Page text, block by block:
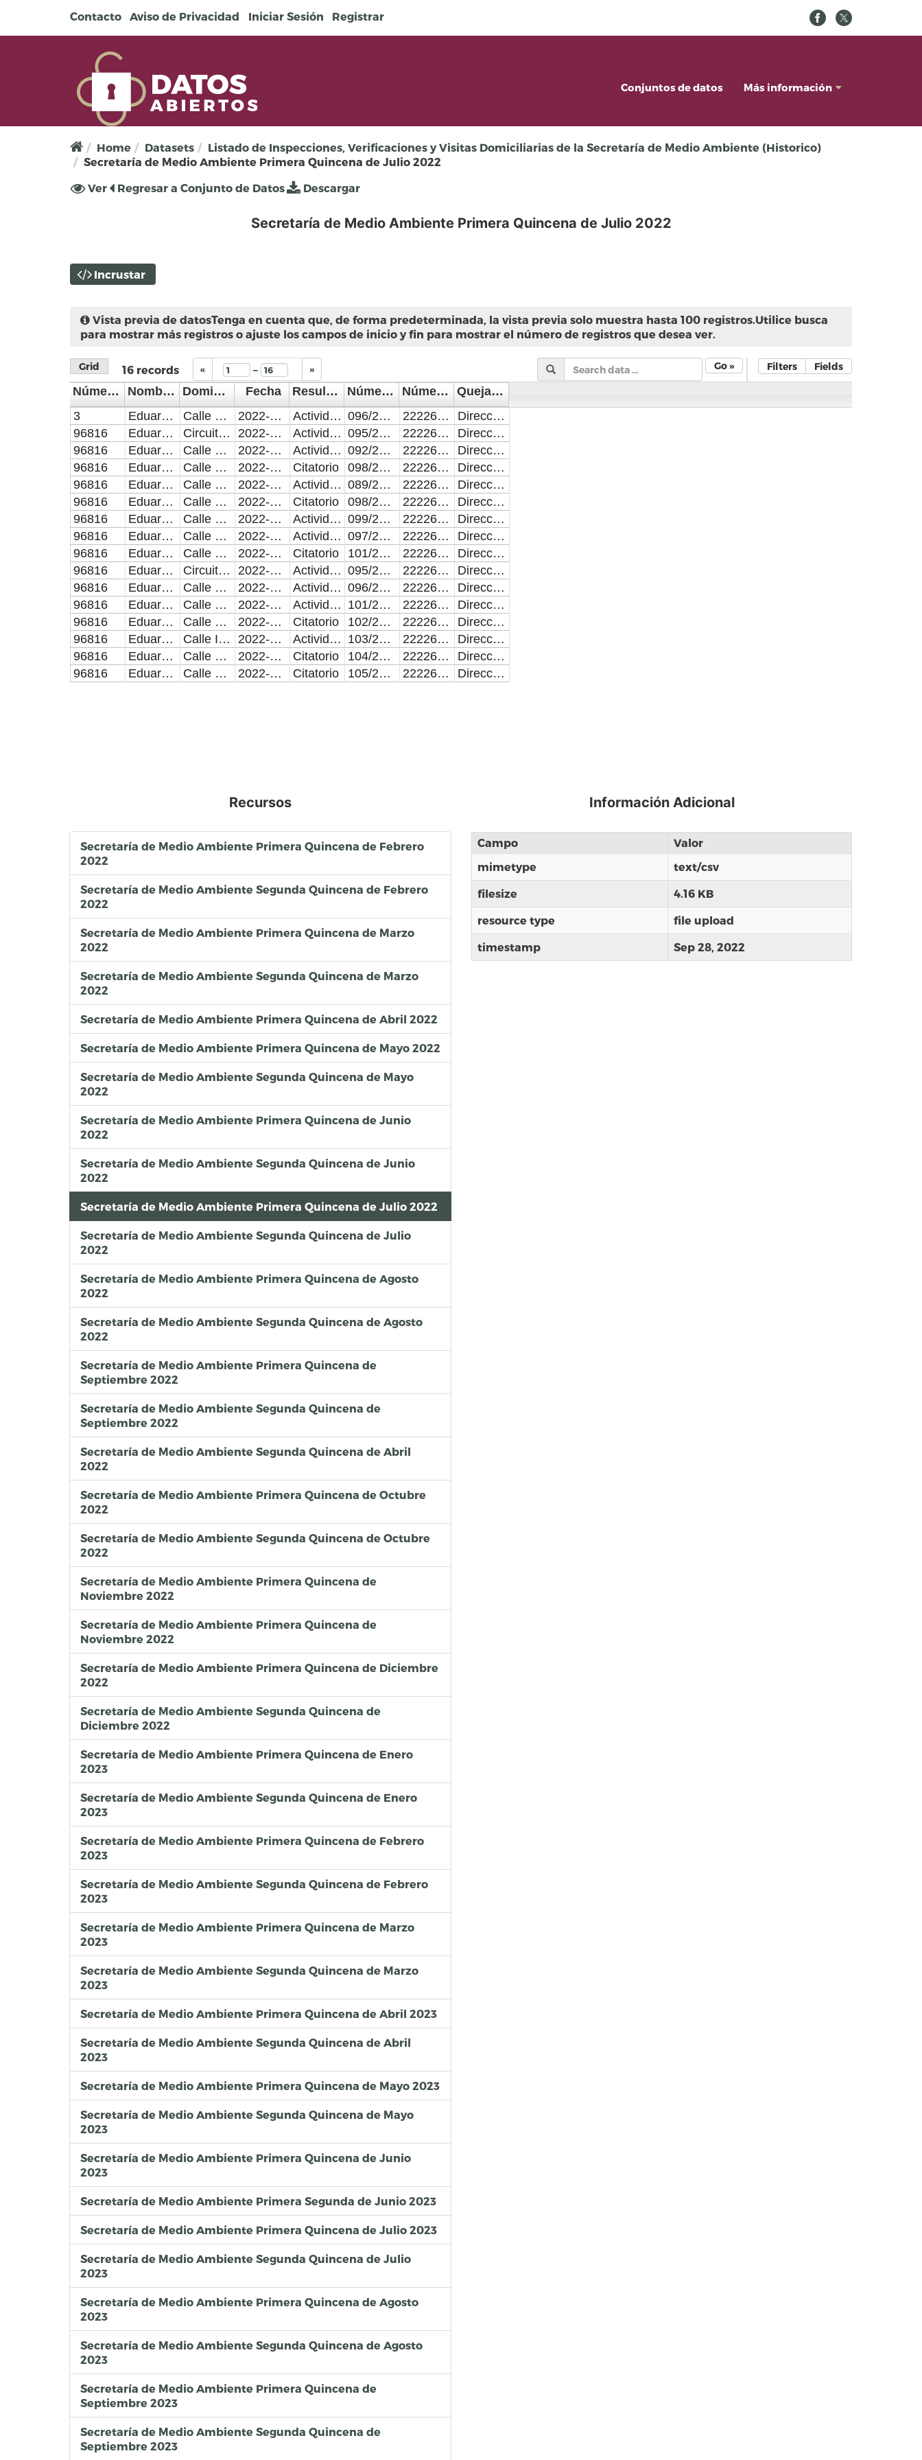
Contacto Aviso de Privacidad Iniciar Sesión Registrar
Conjuntos de datos Más información
Home Datasets
Listado de Inspecciones, Verificaciones y Visitas Domiciliarias de la Secretaría de Medio Ambiente (Historico)
Secretaría de Medio Ambiente Primera Quincena de Julio 2022
Solapas principales
Ver (solapa
Regresar a Conjunto de Datos Descargar
Secretaría de Medio Ambiente Primera Quincena de Julio 2022
Incrustar
Vista previa de datosTenga en cuenta que, de forma predeterminada, la vista previa solo muestra hasta 100 registros.Utilice busca
para mostrar más registros o ajuste los campos de inicio y fin para mostrar el número de registros que desea ver.
Grid 16 records « – » Filters Fields
Go »
Número de Control Nombre del Supervisor/Verificador Domicilio de la visita Fecha Resultado de la Inspección, Verificación o Visita Domiciliaria Número de folio del documento entregado Número telefónico del servidor público encargado de ordenar la supervisión.
Quejas y denuncias Dirección de Investigación y Recursos. Dirección y teléfono.
3
Eduardo Rodríguez López Calle Septima Cerrada número 28, Colonia La Giralda. 2022-07-01 Actividades administrativas 096/2022 2222643251
Dirección: 2 Sur 3906. Segundo piso, Colonia Carmen Huexotitla, Tel: 222 309 46 00x7007
96816
Eduardo Rodríguez López Circuito Juan Pablo II número 2407, Colonia La Hacienda. 2022-07-01 Actividades administrativas 095/2022 2222643251
Dirección: 2 Sur 3906. Segundo piso, Colonia Carmen Huexotitla, Tel: 222 309 46 00x7007
96816
Eduardo Rodríguez López Calle Luna número 7, Colonia Lares de San Alfonso. 2022-07-04 Actividades administrativas 092/2022 2222643251
Dirección: 2 Sur 3906. Segundo piso, Colonia Carmen Huexotitla, Tel: 222 309 46 00x7007
96816
Eduardo Rodríguez López Calle Santa Isabel, Edificio 6, Departamento 2, Colonia Santa Isabel Castillotla. 2022-07-05 Citatorio 098/2022 2222643251
Dirección: 2 Sur 3906. Segundo piso, Colonia Carmen Huexotitla, Tel: 222 309 46 00x7007
96816
Eduardo Rodríguez López Calle 15 Oriente número 2006-5, Colonia Azcarate. 2022-07-06 Actividades administrativas 089/2022 2222643251
Dirección: 2 Sur 3906. Segundo piso, Colonia Carmen Huexotitla, Tel: 222 309 46 00x7007
96816
Eduardo Rodríguez López Calle Santa Isabel, Edificio 6, Departamento 2, Colonia Santa Isabel Castillotla. 2022-07-06 Citatorio 098/2022 2222643251
Dirección: 2 Sur 3906. Segundo piso, Colonia Carmen Huexotitla, Tel: 222 309 46 00x7007
96816
Eduardo Rodríguez López Calle 25 Poniente número 2911-108, Colonia Santa Cruz Los Angeles. 2022-07-06 Actividades administrativas 099/2022 2222643251
Dirección: 2 Sur 3906. Segundo piso, Colonia Carmen Huexotitla, Tel: 222 309 46 00x7007
96816
Eduardo Rodríguez López Calle Cerrada 5 E Sur número 9963, Fraccionamiento villas del Sur. 2022-07-08 Actividades administrativas 097/2022 2222643251
Dirección: 2 Sur 3906. Segundo piso, Colonia Carmen Huexotitla, Tel: 222 309 46 00x7007
96816
Eduardo Rodríguez López Calle Venustiano Carranza número 103, Colonia Puebla Textil. 2022-07-08 Citatorio 101/2022 2222643251
Dirección: 2 Sur 3906. Segundo piso, Colonia Carmen Huexotitla, Tel: 222 309 46 00x7007
96816
Eduardo Rodríguez López Circuito Juan Pablo II número 2407, Colonia La Hacienda. 2022-07-11 Actividades administrativas 095/2022 2222643251
Dirección: 2 Sur 3906. Segundo piso, Colonia Carmen Huexotitla, Tel: 222 309 46 00x7007
96816
Eduardo Rodríguez López Calle Septima Cerrada número 28, Colonia La Giralda. 2022-07-11 Actividades administrativas 096/2022 2222643251
Dirección: 2 Sur 3906. Segundo piso, Colonia Carmen Huexotitla, Tel: 222 309 46 00x7007
96816
Eduardo Rodríguez López Calle Venustiano Carranza número 103, Colonia Puebla Textil. 2022-07-12 Actividades administrativas 101/2022 2222643251
Dirección: 2 Sur 3906. Segundo piso, Colonia Carmen Huexotitla, Tel: 222 309 46 00x7007
96816
Eduardo Rodríguez López Calle Privada A Oriente 16 de Septiembre número 4309, Colonia Huexotiltla. 2022-07-12 Citatorio 102/2022 2222643251
Dirección: 2 Sur 3906. Segundo piso, Colonia Carmen Huexotitla, Tel: 222 309 46 00x7007
96816
Eduardo Rodríguez López Calle Independencia número 158, Colonia Ampliacion Guadalupe Hidalgo. 2022-07-14 Actividades administrativas 103/2022 2222643251
Dirección: 2 Sur 3906. Segundo piso, Colonia Carmen Huexotitla, Tel: 222 309 46 00x7007
96816
Eduardo Rodríguez López Calle 115 Oriente número 1626-41, Colonia Los Heroes Puebla Segunda Sección. 2022-07-15 Citatorio 104/2022 2222643251
Dirección: 2 Sur 3906. Segundo piso, Colonia Carmen Huexotitla, Tel: 222 309 46 00x7007
96816
Eduardo Rodríguez López Calle Novena Cerrada Santa Elenanúmero 6-A, Colonia Jardines de Santa Rosa. 2022-07-15 Citatorio 105/2022 2222643251 Dirección: 2 Sur 3906. Segundo piso, Colonia Carmen Huexotitla, Tel: 222 309 46 00x7007
Recursos
Secretaría de Medio Ambiente Primera Quincena de Febrero
2022
Secretaría de Medio Ambiente Segunda Quincena de Febrero
2022
Secretaría de Medio Ambiente Primera Quincena de Marzo
2022
Secretaría de Medio Ambiente Segunda Quincena de Marzo
2022
Secretaría de Medio Ambiente Primera Quincena de Abril 2022
Secretaría de Medio Ambiente Primera Quincena de Mayo 2022
Secretaría de Medio Ambiente Segunda Quincena de Mayo
2022
Secretaría de Medio Ambiente Primera Quincena de Junio
2022
Secretaría de Medio Ambiente Segunda Quincena de Junio
2022
Secretaría de Medio Ambiente Primera Quincena de Julio 2022
Secretaría de Medio Ambiente Segunda Quincena de Julio
2022
Secretaría de Medio Ambiente Primera Quincena de Agosto
2022
Secretaría de Medio Ambiente Segunda Quincena de Agosto
2022
Secretaría de Medio Ambiente Primera Quincena de
Septiembre 2022
Secretaría de Medio Ambiente Segunda Quincena de
Septiembre 2022
Secretaría de Medio Ambiente Segunda Quincena de Abril
2022
Secretaría de Medio Ambiente Primera Quincena de Octubre
2022
Secretaría de Medio Ambiente Segunda Quincena de Octubre
2022
Secretaría de Medio Ambiente Primera Quincena de
Noviembre 2022
Secretaría de Medio Ambiente Primera Quincena de
Noviembre 2022
Secretaría de Medio Ambiente Primera Quincena de Diciembre
2022
Secretaría de Medio Ambiente Segunda Quincena de
Diciembre 2022
Secretaría de Medio Ambiente Primera Quincena de Enero
2023
Secretaría de Medio Ambiente Segunda Quincena de Enero
2023
Secretaría de Medio Ambiente Primera Quincena de Febrero
2023
Secretaría de Medio Ambiente Segunda Quincena de Febrero
2023
Secretaría de Medio Ambiente Primera Quincena de Marzo
2023
Secretaría de Medio Ambiente Segunda Quincena de Marzo
2023
Secretaría de Medio Ambiente Primera Quincena de Abril 2023
Secretaría de Medio Ambiente Segunda Quincena de Abril
2023
Secretaría de Medio Ambiente Primera Quincena de Mayo 2023
Secretaría de Medio Ambiente Segunda Quincena de Mayo
2023
Secretaría de Medio Ambiente Primera Quincena de Junio
2023
Secretaría de Medio Ambiente Primera Segunda de Junio 2023
Secretaría de Medio Ambiente Primera Quincena de Julio 2023
Secretaría de Medio Ambiente Segunda Quincena de Julio
2023
Secretaría de Medio Ambiente Primera Quincena de Agosto
2023
Secretaría de Medio Ambiente Segunda Quincena de Agosto
2023
Secretaría de Medio Ambiente Primera Quincena de
Septiembre 2023
Secretaría de Medio Ambiente Segunda Quincena de
Septiembre 2023
Información Adicional
Campo
Valor
mimetype
text/csv
filesize 4.16 KB
resource type file upload
timestamp Sep 28, 2022